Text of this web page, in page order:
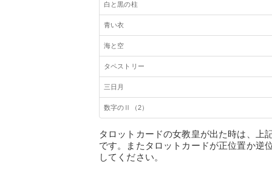
白と黒の柱
青い衣
海と空
タペストリー
三日月
数字のⅡ（2）
タロットカードの女教皇が出た時は、上
です。またタロットカードが正位置か逆
してください。